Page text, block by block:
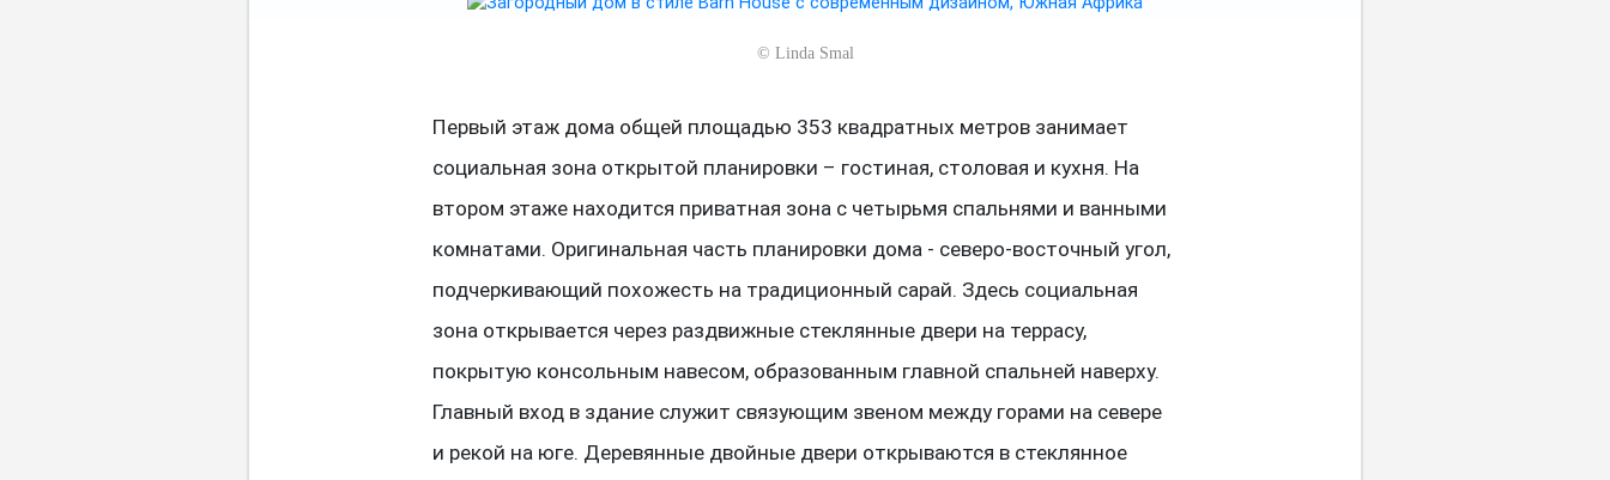
© Linda Smal
Первый этаж дома общей площадью 353 квадратных метров занимает
социальная зона открытой планировки – гостиная, столовая и кухня. На
втором этаже находится приватная зона с четырьмя спальнями и ванными
комнатами. Оригинальная часть планировки дома - северо-восточный угол,
подчеркивающий похожесть на традиционный сарай. Здесь социальная
зона открывается через раздвижные стеклянные двери на террасу,
покрытую консольным навесом, образованным главной спальней наверху.
Главный вход в здание служит связующим звеном между горами на севере
и рекой на юге. Деревянные двойные двери открываются в стеклянное